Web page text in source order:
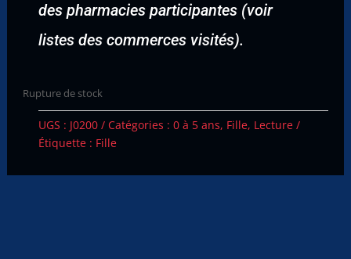
des pharmacies participantes (voir
listes des commerces visités).
Rupture de stock
UGS : J0200 Catégories : 0 à 5 ans, Fille, Lecture
Étiquette : Fille